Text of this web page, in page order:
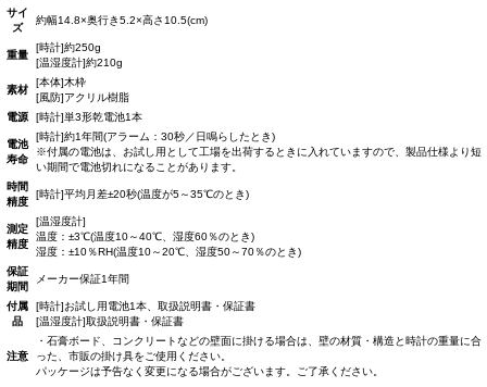
サイ
ズ
約幅14.8×奥行き5.2×高さ10.5(cm)
重量
[時計]約250g
[温湿度計]約210g
素材
[本体]木枠
[風防]アクリル樹脂
電源
[時計]単3形乾電池1本
電池
寿命
[時計]約1年間(アラーム：30秒／日鳴らしたとき)
※付属の電池は、お試し用として工場を出荷するときに入れていますので、製品仕様より短
い期間で電池切れになることがあります。
時間
精度
[時計]平均月差±20秒(温度が5～35℃のとき)
測定
精度
[温湿度計]
温度：±3℃(温度10～40℃、湿度60％のとき)
湿度：±10％RH(温度10～20℃、湿度50～70％のとき)
保証
期間
メーカー保証1年間
付属
品
[時計]お試し用電池1本、取扱説明書・保証書
[温湿度計]取扱説明書・保証書
注意
・石膏ボード、コンクリートなどの壁面に掛ける場合は、壁の材質・構造と時計の重量に合
った、市販の掛け具をご使用ください。
パッケージは予告なく変更になる場合がございます。ご了承ください。